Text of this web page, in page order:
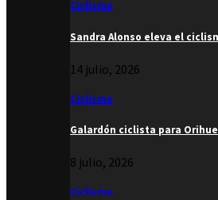
Ciclismo
Sandra Alonso eleva el
14 julio, 2026
Ciclismo
Galardón ciclista para
8 julio, 2026
Ciclismo